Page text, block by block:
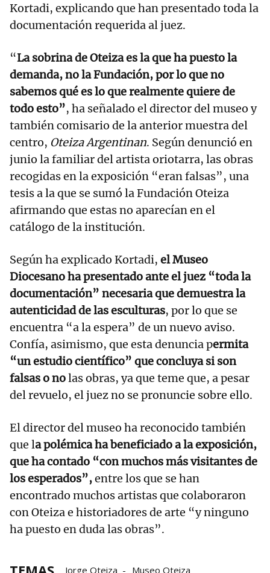
Kortadi, explicando que han presentado toda la
documentación requerida al juez.
“La sobrina de Oteiza es la que ha puesto la
demanda, no la Fundación, por lo que no
sabemos qué es lo que realmente quiere de
todo esto”, ha señalado el director del museo y
también comisario de la anterior muestra del
centro, Oteiza Argentinan. Según denunció en
junio la familiar del artista oriotarra, las obras
recogidas en la exposición “eran falsas”, una
tesis a la que se sumó la Fundación Oteiza
afirmando que estas no aparecían en el
catálogo de la institución.
Según ha explicado Kortadi, el Museo
Diocesano ha presentado ante el juez “toda la
documentación” necesaria que demuestra la
autenticidad de las esculturas, por lo que se
encuentra “a la espera” de un nuevo aviso.
Confía, asimismo, que esta denuncia permita
“un estudio científico” que concluya si son
falsas o nolas obras, ya que teme que, a pesar
del revuelo, el juez no se pronuncie sobre ello.
El director del museo ha reconocido también
que la polémica ha beneficiado a la exposición,
que ha contado “con muchos más visitantes de
los esperados”,entre los que se han
encontrado muchos artistas que colaboraron
con Oteiza e historiadores de arte “y ninguno
ha puesto en duda las obras”.
Jorge Oteiza Museo Oteiza